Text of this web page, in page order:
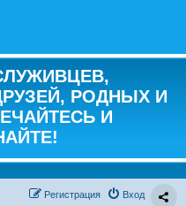
РОДНЫХ И
И
Вход
Регистрация